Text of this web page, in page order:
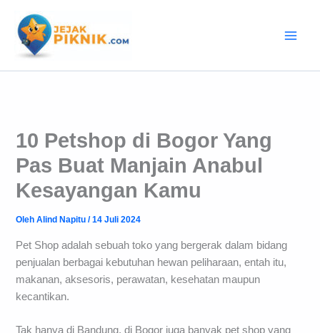
konten
10 Petshop di Bogor Yang
Pas Buat Manjain Anabul
Kesayangan Kamu
OlehAlind Napitu/14 Juli 2024
Pet Shop adalah sebuah toko yang bergerak dalam bidang
penjualan berbagai kebutuhan hewan peliharaan, entah itu,
makanan, aksesoris, perawatan, kesehatan maupun
kecantikan.
Tak hanya di Bandung, di Bogor juga banyak pet shop yang